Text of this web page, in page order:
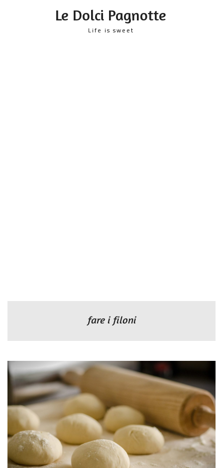
Le Dolci Pagnotte
Life is sweet
fare i filoni